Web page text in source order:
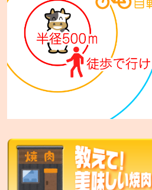
安楽亭 大和店
大和市深見台4−15−1
安楽亭 平塚四之宮店
平塚市四之宮6−4−32
安楽亭 八潮店
安楽亭 横須賀衣笠店
横須賀市山科台1−12